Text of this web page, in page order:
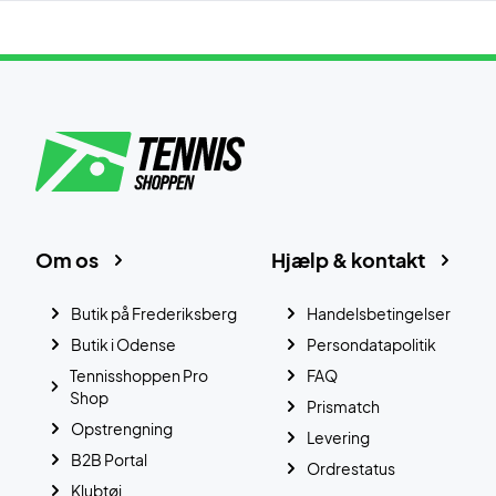
Hjælp & kontakt
Handelsbetingelser
Persondatapolitik
FAQ
Prismatch
Levering
Ordrestatus
Om os
Butik på Frederiksberg
Butik i Odense
Tennisshoppen Pro
Shop
Opstrengning
B2B Portal
Klubtøj